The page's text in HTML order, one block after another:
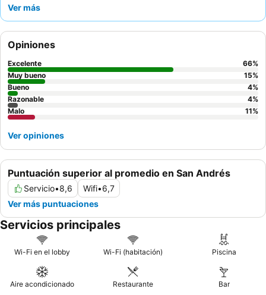
para todas las edades. Los huéspedes elogian constantemente
restaurante buffet. Para una experiencia verdaderamente
serena, opte por una habitación en un piso superior para
disfrutar del relajante sonido del mar y, posiblemente, de vistas
al mar.
Ver más
Puntuación superior al promedio en San Andrés
Servicio•8,6 Wifi•6,7
Ver más puntuaciones
Opiniones
Excelente 66%
Muy bueno
15%
Bueno
4%
Razonable
4%
Malo
11%
Ver opiniones
Servicios principales
Wi-Fi en el lobby Wi-Fi (habitación) Piscina
Aire acondicionado Restaurante Bar